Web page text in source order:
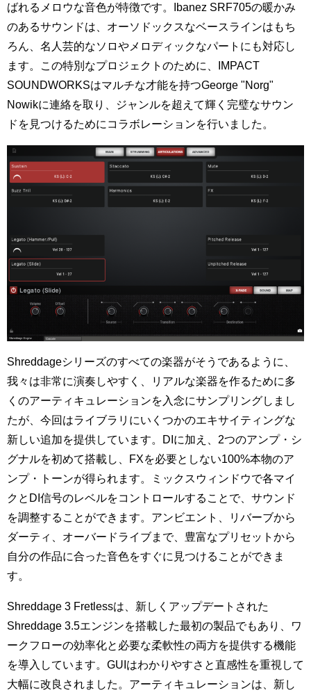
ばれるメロウな音色が特徴です。Ibanez SRF705の暖かみ
のあるサウンドは、オーソドックスなベースラインはもち
ろん、名人芸的なソロやメロディックなパートにも対応し
ます。この特別なプロジェクトのために、IMPACT
SOUNDWORKSはマルチな才能を持つGeorge "Norg"
Nowikに連絡を取り、ジャンルを超えて輝く完璧なサウン
ドを見つけるためにコラボレーションを行いました。
Shreddageシリーズのすべての楽器がそうであるように、
我々は非常に演奏しやすく、リアルな楽器を作るために多
くのアーティキュレーションを入念にサンプリングしまし
たが、今回はライブラリにいくつかのエキサイティングな
新しい追加を提供しています。DIに加え、2つのアンプ・シ
グナルを初めて搭載し、FXを必要としない100%本物のア
ンプ・トーンが得られます。ミックスウィンドウで各マイ
クとDI信号のレベルをコントロールすることで、サウンド
を調整することができます。アンビエント、リバーブから
ダーティ、オーバードライブまで、豊富なプリセットから
自分の作品に合った音色をすぐに見つけることができま
す。
Shreddage 3 Fretlessは、新しくアップデートされた
Shreddage 3.5エンジンを搭載した最初の製品でもあり、ワ
ークフローの効率化と必要な柔軟性の両方を提供する機能
を導入しています。GUIはわかりやすさと直感性を重視して
大幅に改良されました。アーティキュレーションは、新し